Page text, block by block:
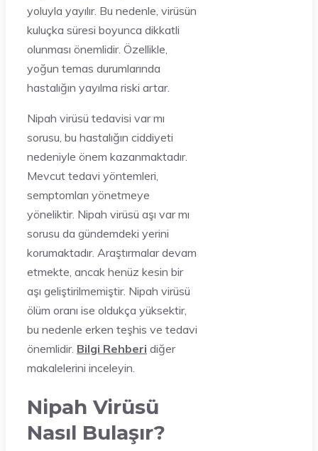
yoluyla yayılır. Bu nedenle, virüsün
kuluçka süresi boyunca dikkatli
olunması önemlidir. Özellikle,
yoğun temas durumlarında
hastalığın yayılma riski artar.
Nipah virüsü tedavisi var mı
sorusu, bu hastalığın ciddiyeti
nedeniyle önem kazanmaktadır.
Mevcut tedavi yöntemleri,
semptomları yönetmeye
yöneliktir. Nipah virüsü aşı var mı
sorusu da gündemdeki yerini
korumaktadır. Araştırmalar devam
etmekte, ancak henüz kesin bir
aşı geliştirilmemiştir. Nipah virüsü
ölüm oranı ise oldukça yüksektir,
bu nedenle erken teşhis ve tedavi
önemlidir. Bilgi Rehberi diğer
makalelerini inceleyin.
Nipah Virüsü
Nasıl Bulaşır?